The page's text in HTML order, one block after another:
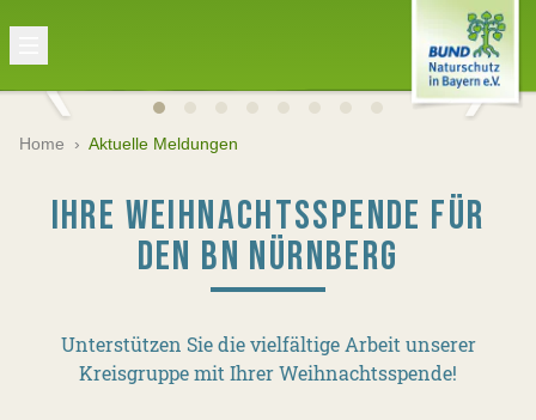
Home › Aktuelle Meldungen
IHRE WEIHNACHTSSPENDE FÜR
DEN BN NÜRNBERG
Unterstützen Sie die vielfältige Arbeit unserer
Kreisgruppe mit Ihrer Weihnachtsspende!